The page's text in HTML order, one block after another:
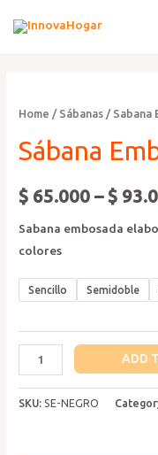
Home / Sábanas / Sabana
Sábana
$ 65.000 –$
Sabana embosada
colores
Sencillo Semidoble
Sábana
Embolsada
negro
ADD
SKU:SE-NEGRO